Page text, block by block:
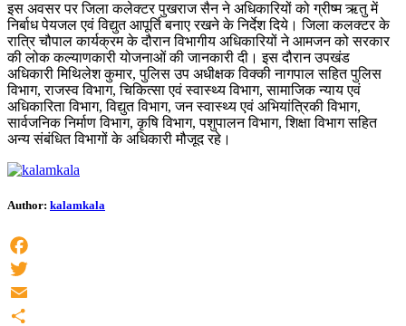
इस अवसर पर जिला कलेक्टर पुखराज सैन ने अधिकारियों को ग्रीष्म ऋतु में
निर्बाध पेयजल एवं विद्युत आपूर्ति बनाए रखने के निर्देश दिये। जिला कलक्टर के
रात्रि चौपाल कार्यक्रम के दौरान विभागीय अधिकारियों ने आमजन को सरकार
की लोक कल्याणकारी योजनाओं की जानकारी दी। इस दौरान उपखंड
अधिकारी मिथिलेश कुमार, पुलिस उप अधीक्षक विक्की नागपाल सहित पुलिस
विभाग, राजस्व विभाग, चिकित्सा एवं स्वास्थ्य विभाग, सामाजिक न्याय एवं
अधिकारिता विभाग, विद्युत विभाग, जन स्वास्थ्य एवं अभियांत्रिकी विभाग,
सार्वजनिक निर्माण विभाग, कृषि विभाग, पशुपालन विभाग, शिक्षा विभाग सहित
अन्य संबंधित विभागों के अधिकारी मौजूद रहे।
Author: kalamkala
Facebook
Twitter
Email